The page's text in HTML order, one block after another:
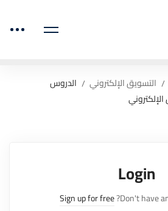
التسويق الإلكتروني
الدروس
Login
Don't have
Sign up for free